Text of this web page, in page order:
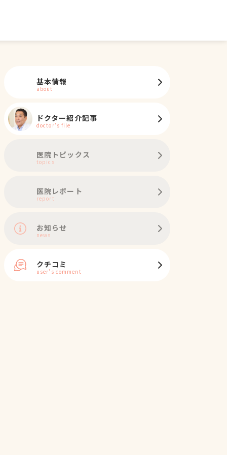
基本情報
about
ドクター紹介記事
doctor's file
医院トピックス
topics
医院レポート
report
お知らせ
news
クチコミ
user's comment